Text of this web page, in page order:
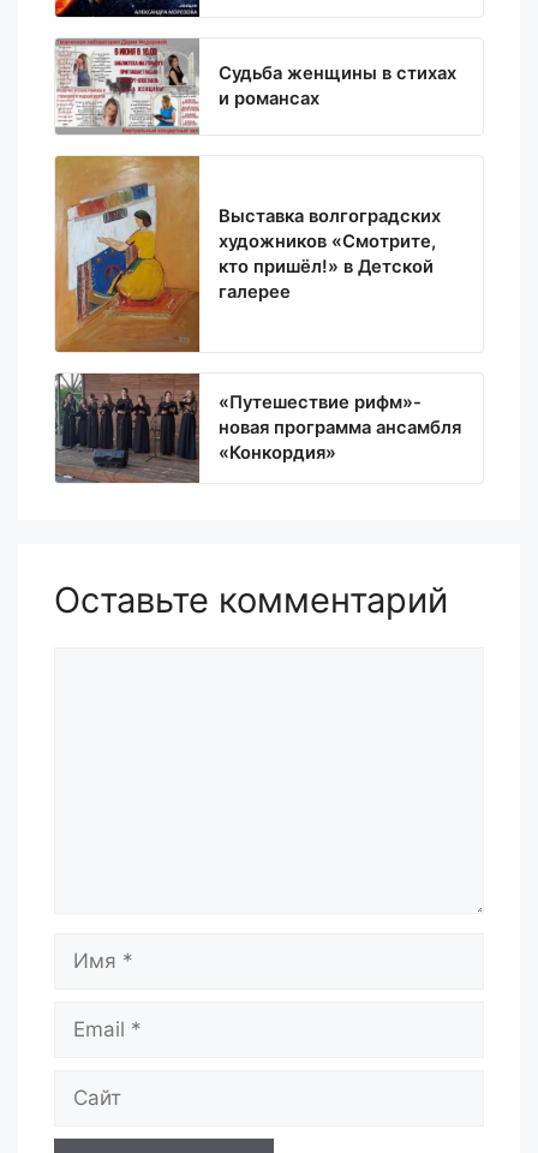
Судьба женщины в стихах
и романсах
Выставка волгоградских
художников «Смотрите,
кто пришёл!» в Детской
галерее
«Путешествие рифм»-
новая программа ансамбля
«Конкордия»
Оставьте комментарий